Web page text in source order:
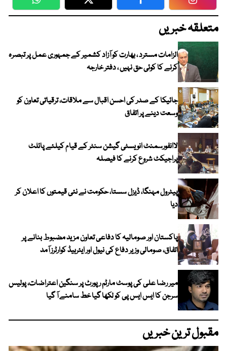
WhatsApp Twitter Facebook
متعلقہ خبریں
الزامات مسترد ، بھارت کو آزاد کشمیر کے جمہوری عمل پر تبصرہ
کرنے کا کوئی حق نہیں ، دفتر خارجہ
جائیکا کے صدر کی احسن اقبال سے ملاقات، ترقیاتی تعاون کو
وسعت دینے پر اتفاق
لاانفورسمنٹ انویسٹی گیشن سنٹر کے قیام کیلئے پائلٹ
پراجیکٹ شروع کرنے کا فیصلہ
پیٹرول مہنگا، ڈیزل سستا، حکومت نے نئی قیمتوں کا اعلان کر
دیا
پاکستان اور صومالیہ کا دفاعی تعاون مزید مضبوط بنانے پر
اتفاق، صومالی وزیر دفاع کی نیول اور ایئرہیڈ کوارٹرز آمد
میر رضا علی کی پوسٹ مارٹم رپورٹ پر سنگین اعتراضات، پولیس
سرجن کا ایس ایس پی کو لکھا گیا خط سامنے آ گیا
مقبول ترین خبریں